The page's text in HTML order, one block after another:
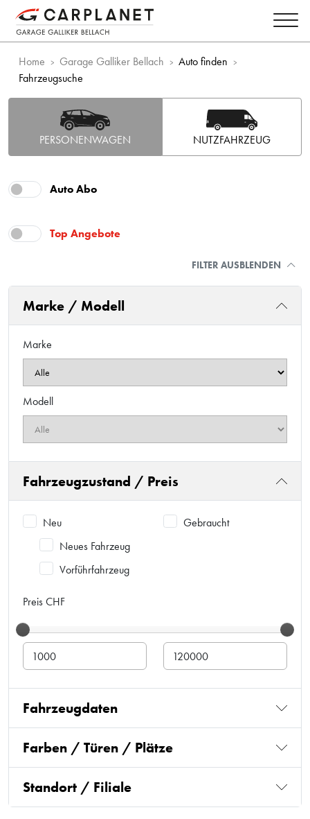
Home Garage Galliker Bellach
Auto finden
Fahrzeugsuche
PERSONENWAGEN NUTZFAHRZEUG
Auto Abo
Top Angebote
FILTER AUSBLENDEN
Marke / Modell
Marke
Modell
Fahrzeugzustand / Preis
Neu
Neues Fahrzeug
Vorführfahrzeug
Gebraucht
Preis CHF
Fahrzeugdaten
Farben / Türen / Plätze
Standort / Filiale